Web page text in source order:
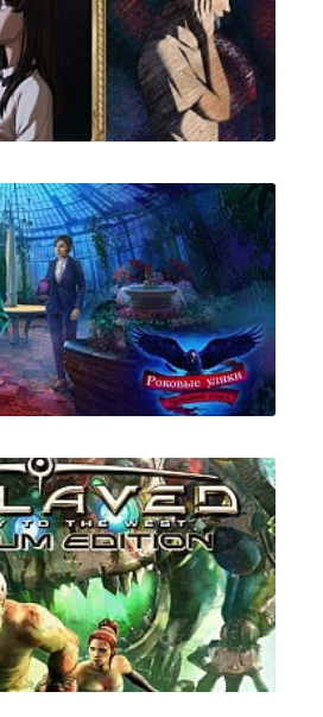
Empty wishes
Проклятый остров